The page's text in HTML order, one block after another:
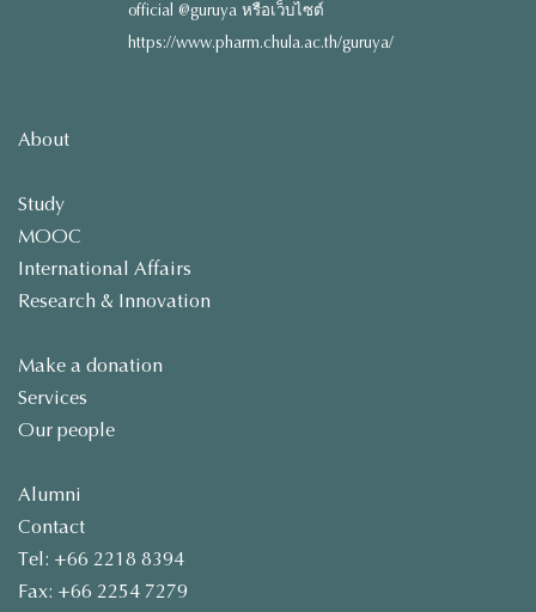
official @guruya หรือเว็บไซต์
https://www.pharm.chula.ac.th/guruya/
About
Study
MOOC
International Affairs
Research & Innovation
Make a donation
Services
Our people
Alumni
Contact
Tel: +66 2218 8394
Fax: +66 2254 7279